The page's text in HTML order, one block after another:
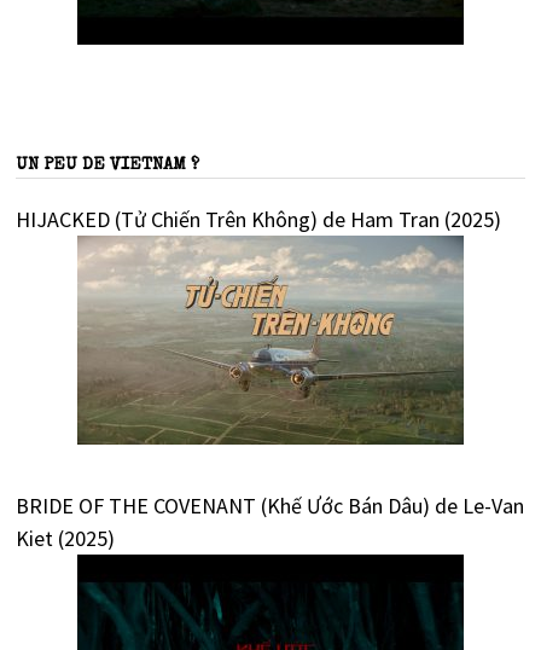
UN PEU DE VIETNAM ?
HIJACKED (Tử Chiến Trên Không) de Ham Tran (2025)
BRIDE OF THE COVENANT (Khế Ước Bán Dâu) de Le-Van
Kiet (2025)